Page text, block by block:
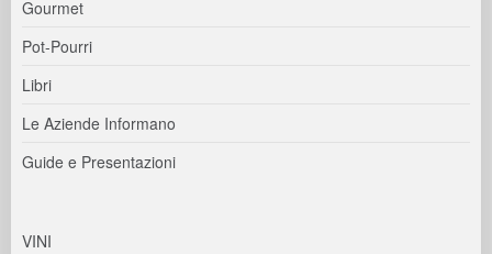
Gourmet
Pot-Pourri
Libri
Le Aziende Informano
Guide e Presentazioni
VINI